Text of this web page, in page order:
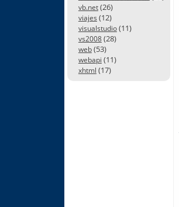
vb.net(26)
viajes (12)
visualstudio(11)
vs2008(28)
web(53)
webapi (11)
xhtml (17)